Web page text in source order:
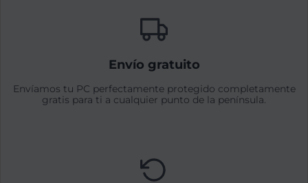
Envío gratuito
Envíamos tu PC perfectamente protegido completamente
gratis para ti a cualquier punto de la península.